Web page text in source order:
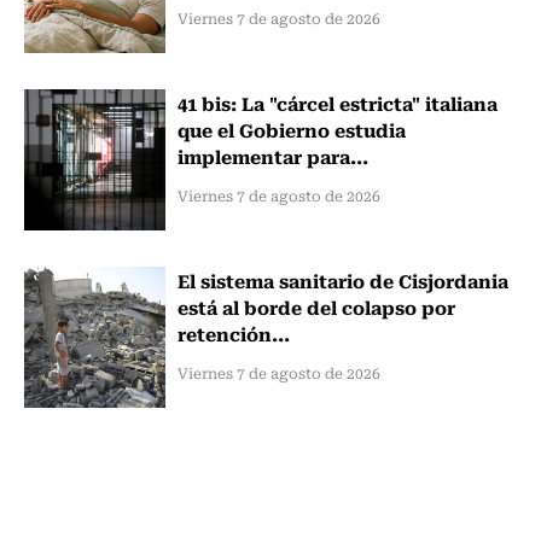
Viernes 7 de agosto de 2026
41 bis: La "cárcel estricta" italiana
que el Gobierno estudia
implementar para...
Viernes 7 de agosto de 2026
El sistema sanitario de Cisjordania
está al borde del colapso por
retención...
Viernes 7 de agosto de 2026